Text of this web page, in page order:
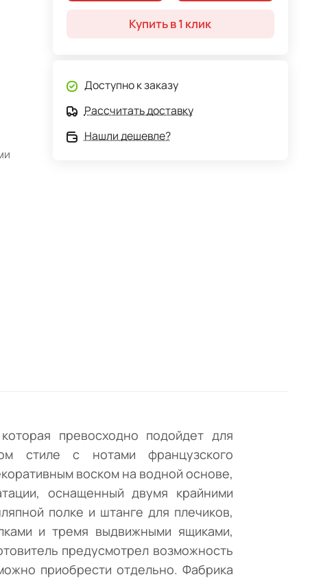
Купить в 1 клик
Доступно к заказу
Рассчитать доставку
Нашли дешевле?
превосходно подойдет для
стиле с нотами французского
воском на водной основе,
оснащенный двумя крайними
полке и штанге для плечиков,
и тремя выдвижными ящиками,
предусмотрел возможность
приобрести отдельно. Фабрика